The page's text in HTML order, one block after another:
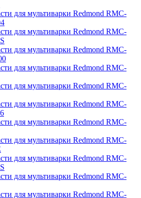
для мультиварки Redmond RMC-
для мультиварки Redmond RMC-
для мультиварки Redmond RMC-
для мультиварки Redmond RMC-
для мультиварки Redmond RMC-
для мультиварки Redmond RMC-
для мультиварки Redmond RMC-
для мультиварки Redmond RMC-
для мультиварки Redmond RMC-
для мультиварки Redmond RMC-
для мультиварки Redmond RMC-